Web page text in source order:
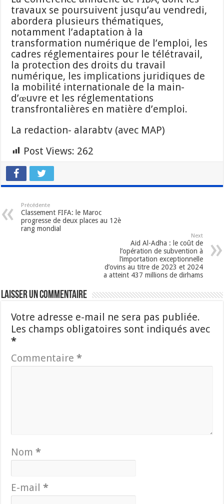
travaux se poursuivent jusqu’au vendredi,
abordera plusieurs thématiques,
notamment l’adaptation à la
transformation numérique de l’emploi, les
cadres réglementaires pour le télétravail,
la protection des droits du travail
numérique, les implications juridiques de
la mobilité internationale de la main-
d’œuvre et les réglementations
transfrontalières en matière d’emploi.
La redaction- alarabtv (avec MAP)
Post Views: 262
Précédente
Classement FIFA: le Maroc
progresse de deux places au 12è
rang mondial
Next
Aid Al-Adha : le coût de
l’opération de subvention à
l’importation exceptionnelle
d’ovins au titre de 2023 et 2024
a atteint 437 millions de dirhams
Laisser un commentaire
Votre adresse e-mail ne sera pas publiée.
Les champs obligatoires sont indiqués avec
*
Commentaire*
Nom*
E-mail*